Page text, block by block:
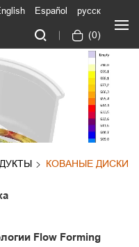
(0)
Español русск
КОВАНЫЕ ДИСКИ
Flow Forming